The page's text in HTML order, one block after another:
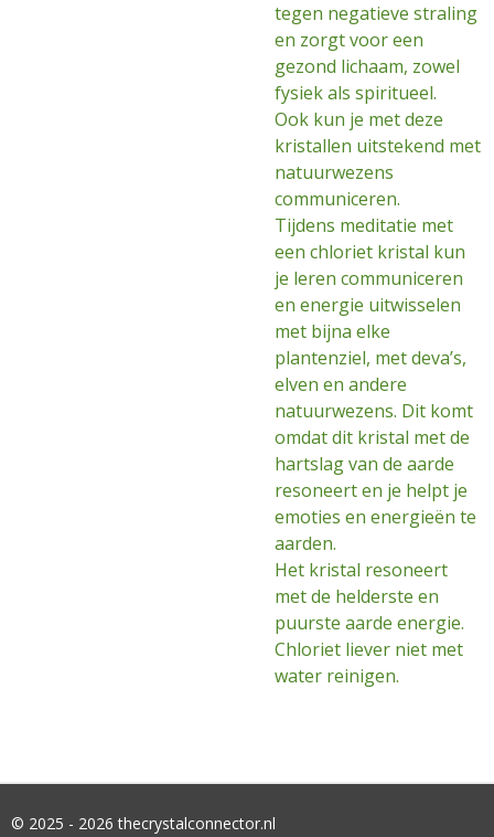
tegen negatieve straling
en zorgt voor een
gezond lichaam, zowel
fysiek als spiritueel.
Ook kun je met deze
kristallen uitstekend met
natuurwezens
communiceren.
Tijdens meditatie met
een chloriet kristal kun
je leren communiceren
en energie uitwisselen
met bijna elke
plantenziel, met deva’s,
elven en andere
natuurwezens. Dit komt
omdat dit kristal met de
hartslag van de aarde
resoneert en je helpt je
emoties en energieën te
aarden.
Het kristal resoneert
met de helderste en
puurste aarde energie.
Chloriet liever niet met
water reinigen.
© 2025 - 2026 thecrystalconnector.nl